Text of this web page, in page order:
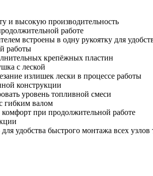
и высокую производительность
работе
встроены в одну рукоятку для
работы
крепёжных пластин
с леской
излишек лески в процессе работы
конструкции
уровень топливной смеси
гибким валом
при продолжительной работе
удобства быстрого монтажа всех узлов